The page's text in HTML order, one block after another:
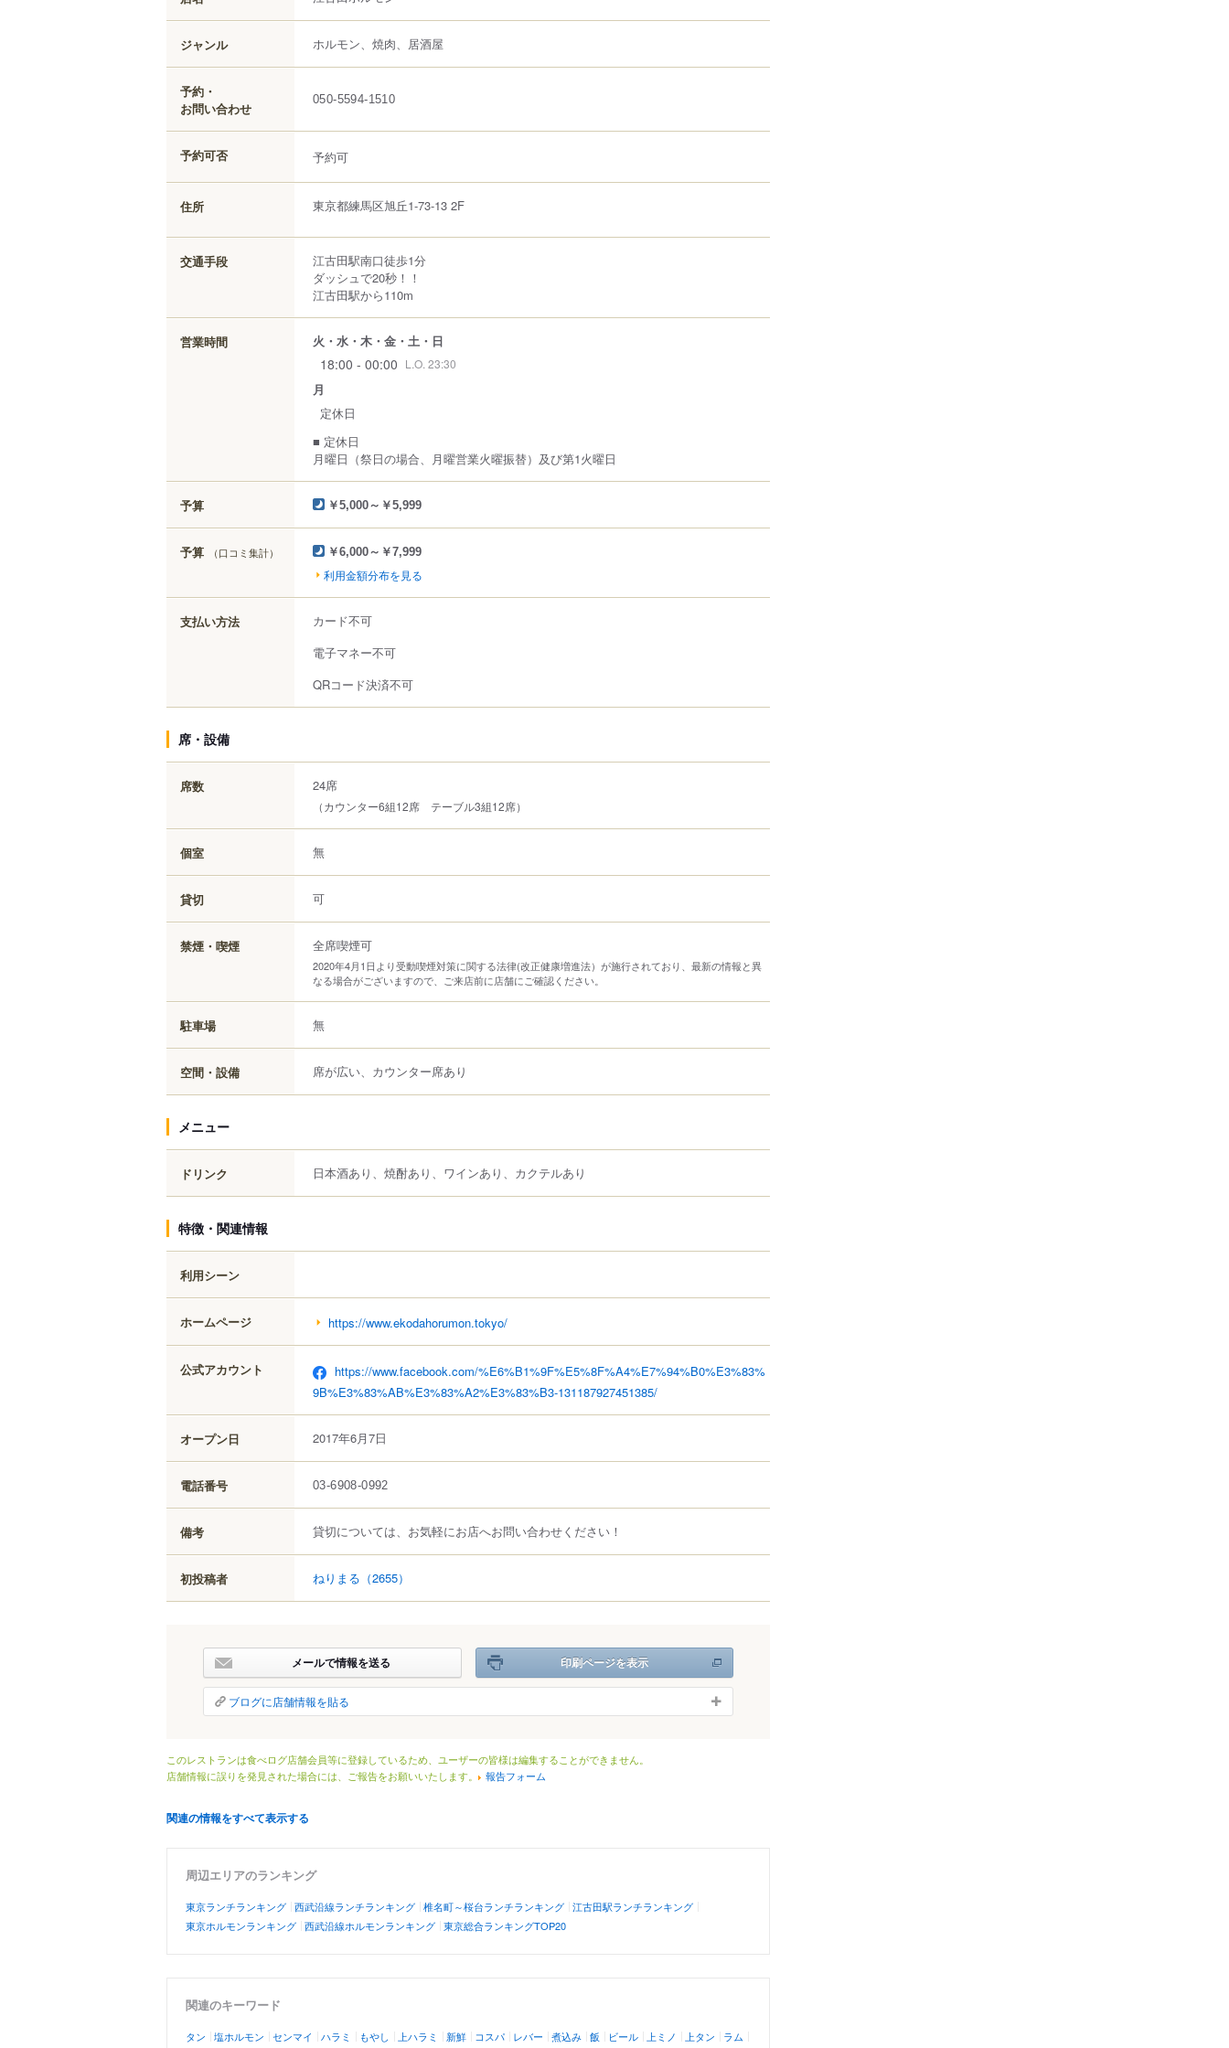
ジャンル ホルモン、焼肉、居酒屋
予約・
お問い合わせ
050-5594-1510
予約可否 予約可
住所 東京都練馬区旭丘1-73-13 2F
交通手段
江古田駅南口徒歩1分
ダッシュで20秒！！
江古田駅から110m
営業時間 火・水・木・金・土・日
18:00 - 00:00 L.O. 23:30
月
定休日
■ 定休日
月曜日（祭日の場合、月曜営業火曜振替）及び第1火曜日
予算 ￥5,000～￥5,999
予算 （口コミ集計） ￥6,000～￥7,999
利用金額分布を見る
支払い方法
カード不可
電子マネー不可
QRコード決済不可
席・設備
席数 24席
（カウンター6組12席 テーブル3組12席）
個室 無
貸切 可
禁煙・喫煙 全席喫煙可
2020年4月1日より受動喫煙対策に関する法律(改正健康増進法）が施行されており、最新の情報と異
なる場合がございますので、ご来店前に店舗にご確認ください。
駐車場 無
空間・設備 席が広い、カウンター席あり
メニュー
ドリンク 日本酒あり、焼酎あり、ワインあり、カクテルあり
特徴・関連情報
利用シーン
ホームページ https://www.ekodahorumon.tokyo/
公式アカウント
https://www.facebook.com/%E6%B1%9F%E5%8F%A4%E7%94%B0%E3%83%
9B%E3%83%AB%E3%83%A2%E3%83%B3-131187927451385/
オープン日 2017年6月7日
電話番号 03-6908-0992
備考 貸切については、お気軽にお店へお問い合わせください！
初投稿者 ねりまる （2655）
メールで情報を送る 印刷ページを表示
ブログに店舗情報を貼る
このレストランは食べログ店舗会員等に登録しているため、ユーザーの皆様は編集することができません。
店舗情報に誤りを発見された場合には、ご報告をお願いいたします。
報告フォーム
関連の情報をすべて表示する
周辺エリアのランキング
東京ランチランキング 西武沿線ランチランキング 椎名町～桜台ランチランキング 江古田駅ランチランキング
東京ホルモンランキング 西武沿線ホルモンランキング 東京総合ランキングTOP20
関連のキーワード
タン 塩ホルモン センマイ ハラミ もやし 上ハラミ 新鮮 コスパ レバー 煮込み 飯 ビール 上ミノ 上タン ラム